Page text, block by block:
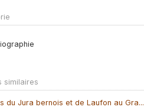
similaires
du Jura bernois et de Laufon au Gra...